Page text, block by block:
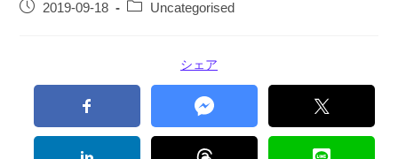
2019-09-18 Uncategorised
シェア